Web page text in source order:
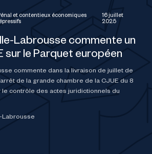
Labrousse commente un
sur le Parquet européen
commente dans la livraison de juillet de
de la grande chambre de la CJUE du 8
contrôle des actes juridictionnels du
Labrousse
et contentieux économiques
16 juillet
2025